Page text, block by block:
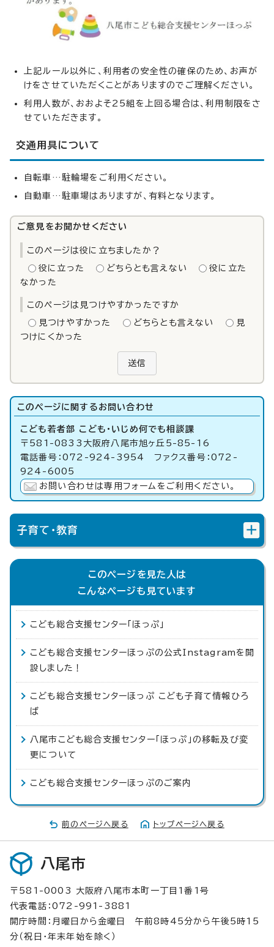
上記ルール以外に、利用者の安全性の確保のため、お声が
けをさせていただくことがありますのでご理解ください。
利用人数が、おおよそ25組を上回る場合は、利用制限をさ
せていただきます。
交通用具について
自転車…駐輪場をご利用ください。
自動車…駐車場はありますが、有料となります。
ご意見をお聞かせください
このページは役に立ちましたか？
役に立った どちらとも言えない
役に立た
なかった
このページは見つけやすかったですか
見つけやすかった どちらとも言えない
見
つけにくかった
送信
このページに関する お問い合わせ
こども若者部 こども・いじめ何でも相談課
〒581-0833大阪府八尾市旭ヶ丘5-85-16
電話番号：072-924-3954 ファクス番号：072-
924-6005
お問い合わせは専用フォームをご利用ください。
子育て・教育
このページを見た人は
こんなページも見ています
こども総合支援センター「ほっぷ」
こども総合支援センターほっぷの公式Instagramを開
設しました！
こども総合支援センターほっぷ こども子育て情報ひろ
ば
八尾市こども総合支援センター「ほっぷ」の移転及び変
更について
こども総合支援センターほっぷのご案内
前のページへ戻る トップページへ戻る
八尾市
〒581-0003 大阪府八尾市本町一丁目1番1号
代表電話：072-991-3881
開庁時間：月曜日から金曜日 午前8時45分から午後5時15
分（祝日・年末年始を除く）